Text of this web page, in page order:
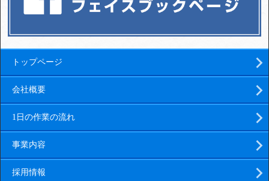
トップページ
会社概要
1日の作業の流れ
事業内容
採用情報